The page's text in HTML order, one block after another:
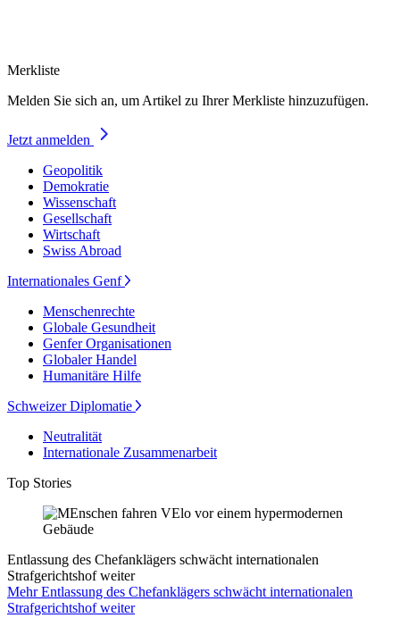
Merkliste
Melden Sie sich an, um Artikel zu Ihrer Merkliste hinzuzufügen.
Jetzt anmelden
Geopolitik
Demokratie
Wissenschaft
Gesellschaft
Wirtschaft
Swiss Abroad
Internationales Genf
Menschenrechte
Globale Gesundheit
Genfer Organisationen
Globaler Handel
Humanitäre Hilfe
Schweizer Diplomatie
Neutralität
Internationale Zusammenarbeit
Top Stories
Entlassung des Chefanklägers schwächt internationalen
Strafgerichtshof weiter
Mehr Entlassung des Chefanklägers schwächt internationalen
Strafgerichtshof weiter